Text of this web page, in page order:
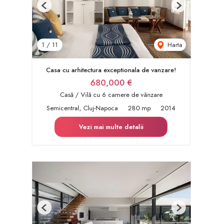
1 / 11 Harta
Previous Next
Casa cu arhitectura exceptionala de vanzare!
680,000 €
Casă / Vilă cu 6 camere de vânzare
Semicentral, Cluj-Napoca
280 mp
2014
Vezi mai multe detalii
Previous Next